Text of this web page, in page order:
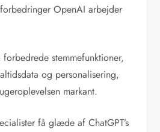
OpenAI arbejder
stemmefunktioner,
og personalisering,
markant.
få glæde af ChatGPT’s